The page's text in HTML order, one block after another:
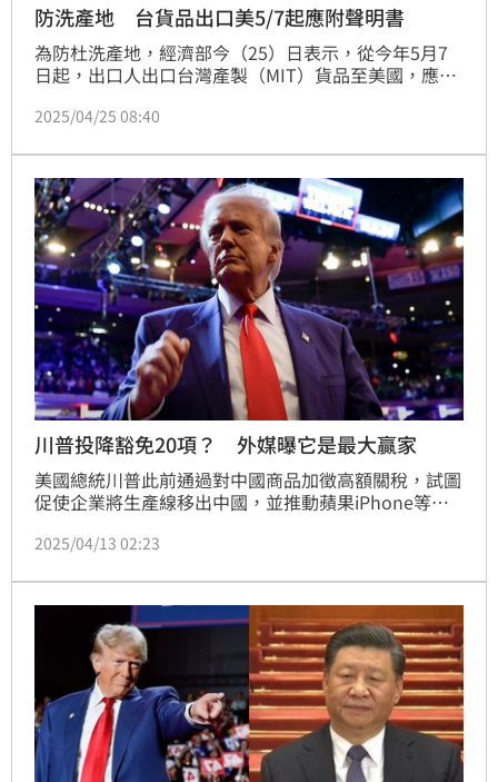
防洗產地 台貨品出口美5/7起應附聲明書
為防杜洗產地，經濟部今（25）日表示，從今年5月7
日起，出口人出口台灣產製（MIT）貨品至美國，應簽
最高可處新台幣300萬元罰鍰。
2025/04/25 08:40
川普投降豁免20項？ 外媒曝它是最大贏家
美國總統川普此前通過對中國商品加徵高額關稅，試圖
促使企業將生產線移出中國，並推動蘋果iPhone等產
供應鏈完全轉移至美國「幾乎是不可能完成的任務」，
倒退10年。
2025/04/13 02:23